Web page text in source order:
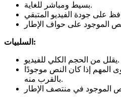
بسيط ومباشر للغاية.
السلبيات:
يقلل من الحجم الكلي للفيديو.
المهم إذا كان النص موجودًا
بالقرب منه.